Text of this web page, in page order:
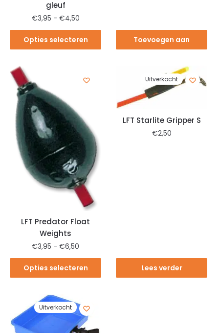
gleuf
€3,95 - €4,50
Opties selecteren
Toevoegen aan
LFT Predator Float
Weights
€3,95 - €6,50
Opties selecteren
Uitverkocht
LFT Starlite Gripper S
€2,50
Lees verder
Uitverkocht